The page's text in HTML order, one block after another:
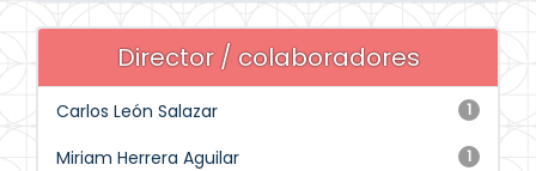
Director / colaboradores
1
Carlos León Salazar
1
Miriam Herrera Aguilar